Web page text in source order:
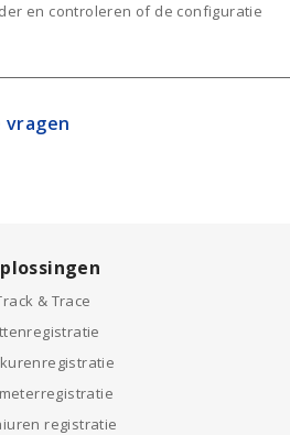
en controleren of de configuratie
& Trace
registratie